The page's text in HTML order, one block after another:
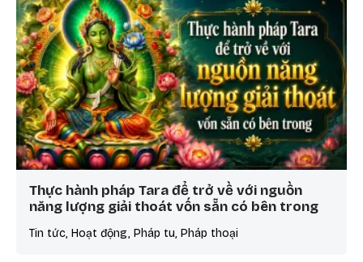
Thực hành pháp Tara để trở về với nguồn
năng lượng giải thoát vốn sẵn có bên trong
Tin tức, Hoạt động, Pháp tu, Pháp thoại